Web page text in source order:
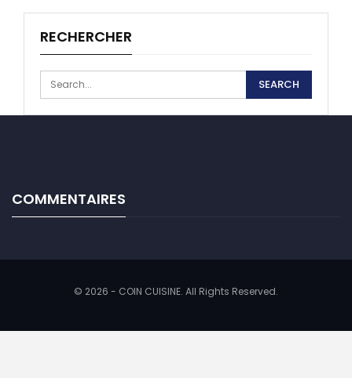
RECHERCHER
COMMENTAIRES
© 2026 - COIN CUISINE. All Rights Reserved.